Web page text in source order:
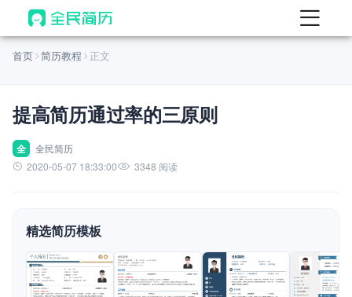
首页
AI 生成简历
AI 优化简历
AI 翻译简历
AI 模拟面试
面试自我介绍
AI 职场工具 New
首页 简历教程 正文
提高简历通过率的三原则
全
全民简历
2020-05-07 18:33:00
3348 阅读
精选简历模板